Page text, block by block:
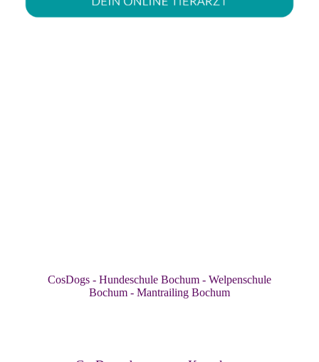
CosDogs - Hundeschule Bochum - Welpenschule
Bochum - Mantrailing Bochum